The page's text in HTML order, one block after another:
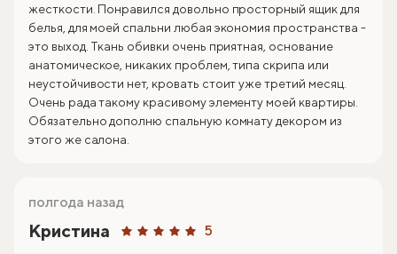
жесткости. Понравился довольно просторный ящик для
белья, для моей спальни любая экономия пространства -
это выход. Ткань обивки очень приятная, основание
анатомическое, никаких проблем, типа скрипа или
неустойчивости нет, кровать стоит уже третий месяц.
Очень рада такому красивому элементу моей квартиры.
Обязательно дополню спальную комнату декором из
этого же салона.
Кристина 5
полгода назад